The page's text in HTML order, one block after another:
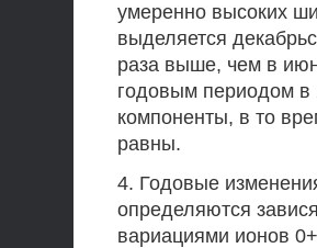
умеренно высоких
выделяется
раза выше, чем в
годовым периодом в
компоненты, в то
равны.
4. Годовые
определяются
вариациями ионов